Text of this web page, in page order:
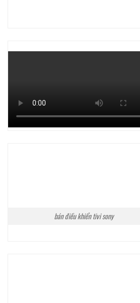
bán điều khiển tivi sony